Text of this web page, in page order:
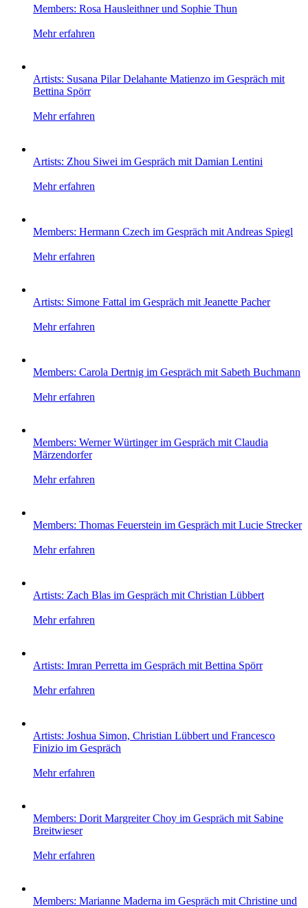
Members: Rosa Hausleithner und Sophie Thun
Mehr erfahren
Artists: Susana Pilar Delahante Matienzo im Gespräch mit
Bettina Spörr
Mehr erfahren
Artists: Zhou Siwei im Gespräch mit Damian Lentini
Mehr erfahren
Members: Hermann Czech im Gespräch mit Andreas Spiegl
Mehr erfahren
Artists: Simone Fattal im Gespräch mit Jeanette Pacher
Mehr erfahren
Members: Carola Dertnig im Gespräch mit Sabeth Buchmann
Mehr erfahren
Members: Werner Würtinger im Gespräch mit Claudia
Märzendorfer
Mehr erfahren
Members: Thomas Feuerstein im Gespräch mit Lucie Strecker
Mehr erfahren
Artists: Zach Blas im Gespräch mit Christian Lübbert
Mehr erfahren
Artists: Imran Perretta im Gespräch mit Bettina Spörr
Mehr erfahren
Artists: Joshua Simon, Christian Lübbert und Francesco
Finizio im Gespräch
Mehr erfahren
Members: Dorit Margreiter Choy im Gespräch mit Sabine
Breitwieser
Mehr erfahren
Members: Marianne Maderna im Gespräch mit Christine und